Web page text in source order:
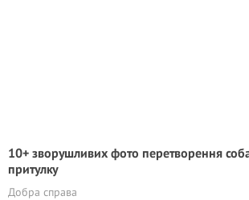
10+ зворушливих фото перетворення
притулку
Добра справа